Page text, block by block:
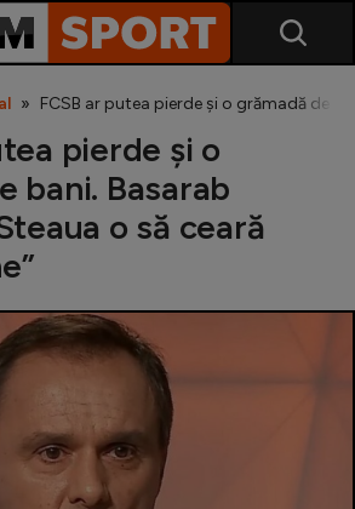
2
României
Națională
FCSB ar putea pierde și o grămadă de
pierde și o
bani. Basarab
o să ceară